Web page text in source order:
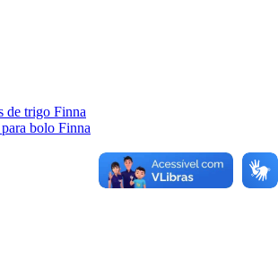
de trigo Finna
bolo Finna